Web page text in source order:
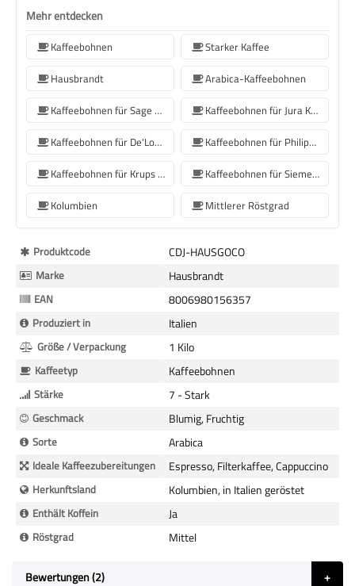
Mehr entdecken
Kaffeebohnen
Starker Kaffee
Hausbrandt
Arabica-Kaffeebohnen
Kaffeebohnen für Sage Kaffeemaschinen
Kaffeebohnen für Jura Kaffeemaschinen
Kaffeebohnen für De'Longhi Kaffeemaschine
Kaffeebohnen für Philips Kaffeemaschine
Kaffeebohnen für Krups Kaffeemaschine
Kaffeebohnen für Siemens-Kaffeemaschinen
Kolumbien
Mittlerer Röstgrad
Mehr
Informationen
Produktcode CDJ-HAUSGOCO
Marke Hausbrandt
EAN 8006980156357
Produziert in Italien
Größe / Verpackung 1 Kilo
Kaffeetyp Kaffeebohnen
Stärke 7 - Stark
Geschmack Blumig, Fruchtig
Sorte Arabica
Ideale Kaffeezubereitungen Espresso, Filterkaffee, Cappuccino
Herkunftsland Kolumbien, in Italien geröstet
Enthält Koffein Ja
Röstgrad Mittel
Bewertungen 2